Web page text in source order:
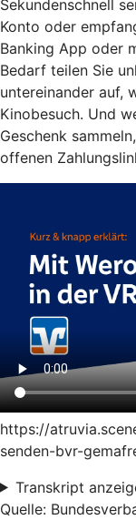
Sekundenschnell
Konto oder
Banking App oder
Bedarf teilen Sie
untereinander auf,
Kinobesuch. Und
Geschenk
offenen
https://
senden-bvr-
Transkript
Quelle: